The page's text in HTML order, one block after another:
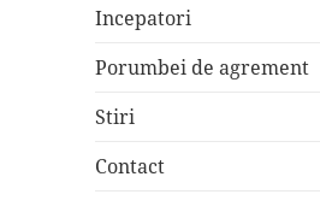
Incepatori
Porumbei de agrement
Stiri
Contact